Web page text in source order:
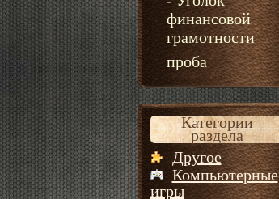
финансовой
грамотности
проба
Категории
раздела
Другое
Компьютерные
игры